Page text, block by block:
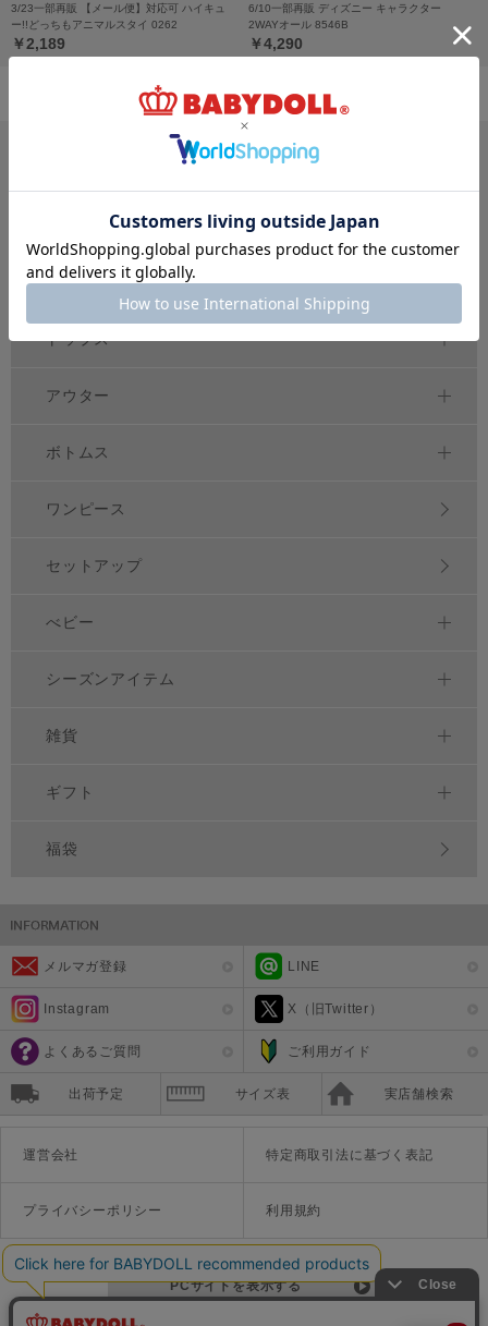
3/23一部再販 【メール便】対応可 ハイキュ
ー!!どっちもアニマルスタイ 0262
￥2,189
6/10一部再販 ディズニー キャラクター
2WAYオール 8546B
￥4,290
新生児
～70
ベビー
80
キッズ
100 150
ジュニア
トップス
アウター
ボトムス
ワンピース
セットアップ
べビー
シーズンアイテム
雑貨
ギフト
福袋
メルマガ登録 LINE
Instagram X（旧Twitter）
よくあるご質問 ご利用ガイド
出荷予定 サイズ表 実店舗検索
運営会社 特定商取引法に基づく表記
プライバシーポリシー 利用規約
PCサイトを表示する